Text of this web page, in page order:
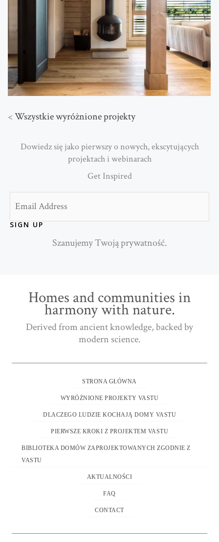
<Wszystkie wyróżnione projekty
Dowiedz się jako pierwszy o nowych, ekscytujących
projektach i webinarach
Get Inspired
SIGN UP
Szanujemy Twoją prywatność.
Homes and communities in
harmony with nature.
Derived from ancient knowledge, backed by
modern science.
STRONA GŁÓWNA
WYRÓŻNIONE PROJEKTY VASTU
DLACZEGO LUDZIE KOCHAJĄ DOMY VASTU
PIERWSZE KROKI Z PROJEKTEM VASTU
BIBLIOTEKA DOMÓW ZAPROJEKTOWANYCH ZGODNIE Z
VASTU
AKTUALNOŚCI
FAQ
CONTACT